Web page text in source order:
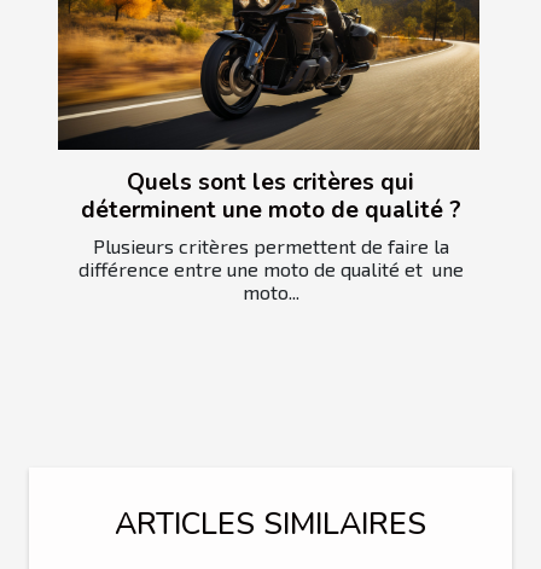
Quels sont les critères qui
déterminent une moto de qualité ?
Plusieurs critères permettent de faire la
différence entre une moto de qualité et une
moto...
ARTICLES SIMILAIRES